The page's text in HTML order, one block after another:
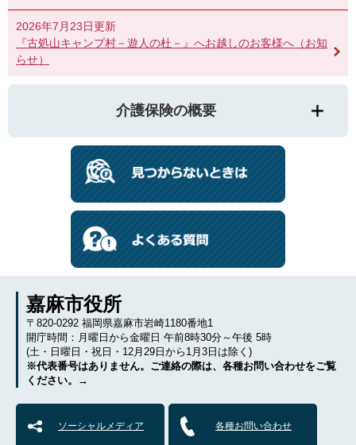
2026年7月23日更新
『古処山キャンプ村－遊人の杜－』へお越しのお客様へ（お知
らせ）
介護保険の概要
嘉麻市役所
〒820-0292 福岡県嘉麻市岩崎1180番地1
開庁時間：月曜日から金曜日 午前8時30分～午後 5時
(土・日曜日・祝日・12月29日から1月3日は除く)
※代表番号はありません。ご連絡の際は、各種お問い合わせをご覧
ください。→
ソーシャルメディア 各種お問い合わせ